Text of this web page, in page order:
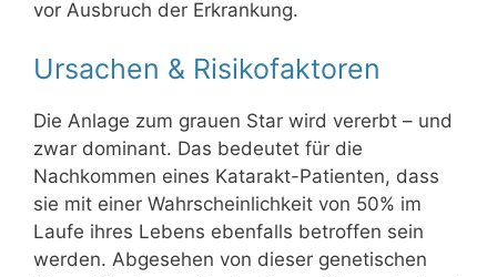
vor Ausbruch der Erkrankung.
Ursachen & Risikofaktoren
Die Anlage zum grauen Star wird vererbt – und
zwar dominant. Das bedeutet für die
Nachkommen eines Katarakt-Patienten, dass
sie mit einer Wahrscheinlichkeit von 50% im
Laufe ihres Lebens ebenfalls betroffen sein
werden. Abgesehen von dieser genetischen